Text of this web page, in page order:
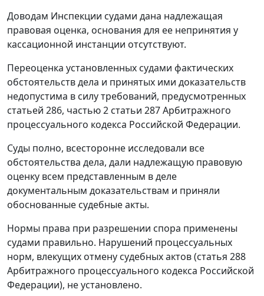
Доводам Инспекции судами дана надлежащая
правовая оценка, основания для ее непринятия у
кассационной инстанции отсутствуют.
Переоценка установленных судами фактических
обстоятельств дела и принятых ими доказательств
недопустима в силу требований, предусмотренных
статьей 286, частью 2 статьи 287Арбитражного
процессуального кодекса Российской Федерации.
Суды полно, всесторонне исследовали все
обстоятельства дела, дали надлежащую правовую
оценку всем представленным в деле
документальным доказательствам и приняли
обоснованные судебные акты.
Нормы права при разрешении спора применены
судами правильно. Нарушений процессуальных
норм, влекущих отмену судебных актов (статья 288
Арбитражного процессуального кодекса Российской
Федерации), не установлено.